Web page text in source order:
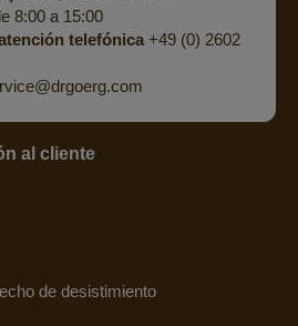
8:00 a 15:00
telefónica+49 (0) 2602
al cliente
de desistimiento